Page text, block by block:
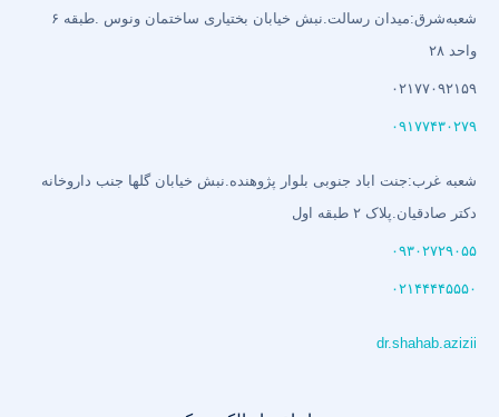
شعبه‌شرق:میدان رسالت.نبش خیابان بختیاری‌ ساختمان ونوس .طبقه ۶
واحد ۲۸
۰۲۱۷۷۰۹۲۱۵۹
۰۹۱۷۷۴۳۰۲۷۹
شعبه غرب:جنت اباد جنوبی بلوار پژوهنده.نبش خیابان گلها جنب داروخانه
دکتر صادقیان.پلاک ۲ طبقه اول
۰۹۳۰۲۷۲۹۰۵۵
۰۲۱۴۴۴۴۵۵۵۰
dr.shahab.azizii